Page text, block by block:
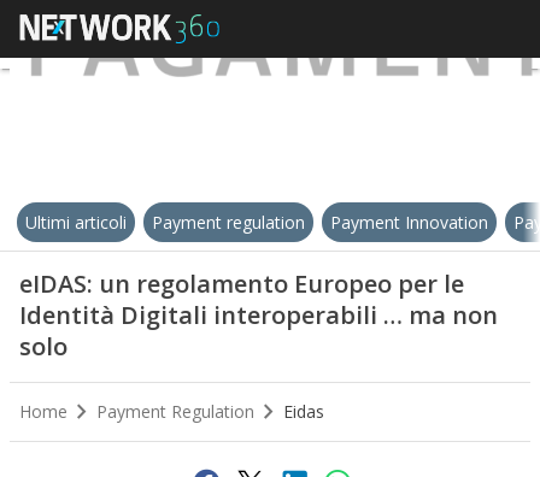
Ultimi articoli Payment regulation Payment Innovation
eIDAS: un regolamento Europeo per le
Identità Digitali interoperabili … ma non
solo
Home Payment Regulation Eidas